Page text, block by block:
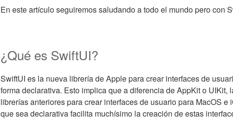
En este artículo seguiremos saludando a todo el mundo pero con
¿Qué es SwiftUI?
SwiftUI es la nueva librería de Apple para crear interfaces de
forma declarativa. Esto implica que a diferencia de AppKit o UIKit,
librerías anteriores para crear interfaces de usuario para MacOS e
que sea declarativa facilita muchísimo la creación de estas